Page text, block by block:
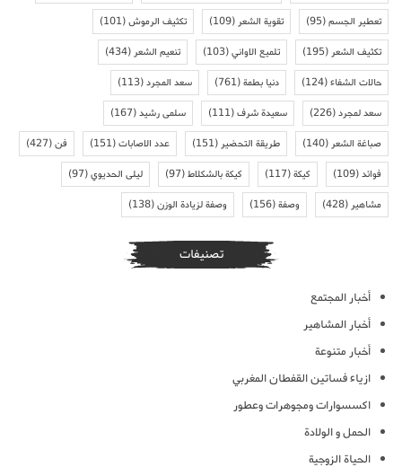
تعطير الجسم(95) تقوية الشعر(109) تكثيف الرموش(101)
تكثيف الشعر(195) تلميع الاواني(103) تنعيم الشعر(434)
حالات الشفاء(124) دنيا بطمة(761) سعد المجرد(113)
سعد لمجرد(226) سعيدة شرف(111) سلمى رشيد(167)
صباغة الشعر(140) طريقة التحضير(151) عدد الاصابات(151) فن(427)
فوائد(109) كيكة(117) كيكة بالشكلاط(97) ليلى الحديوي(97)
مشاهير(428) وصفة(156) وصفة لزيادة الوزن(138)
تصنيفات
أخبار المجتمع
أخبار المشاهير
أخبار متنوعة
ازياء فساتين القفطان المغربي
اكسسوارات ومجوهرات وعطور
الحمل و الولادة
الحياة الزوجية